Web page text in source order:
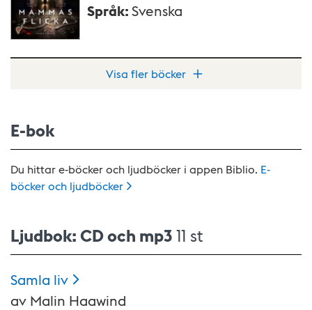
Språk:Svenska
Visa fler böcker
E-bok
Du hittar e-böcker och ljudböcker i appen Biblio. E-
böcker och ljudböcker
Ljudbok: CD och mp311 st
Samla liv
av Malin Haawind